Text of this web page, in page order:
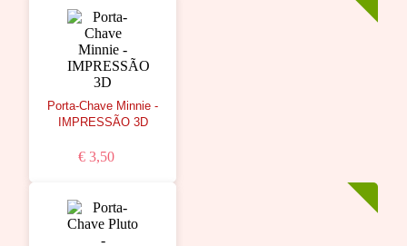
Porta-Chave Minnie -
IMPRESSÃO 3D
€ 3,50